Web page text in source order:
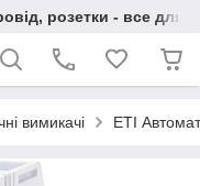
розетки - все для
вимикачі ETI